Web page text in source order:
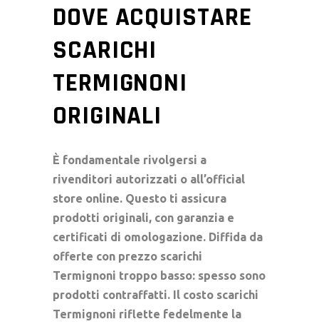
DOVE ACQUISTARE
SCARICHI
TERMIGNONI
ORIGINALI
È fondamentale rivolgersi a
rivenditori autorizzati o all’official
store online. Questo ti assicura
prodotti originali, con garanzia e
certificati di omologazione. Diffida da
offerte con prezzo scarichi
Termignoni troppo basso: spesso sono
prodotti contraffatti. Il costo scarichi
Termignoni riflette fedelmente la